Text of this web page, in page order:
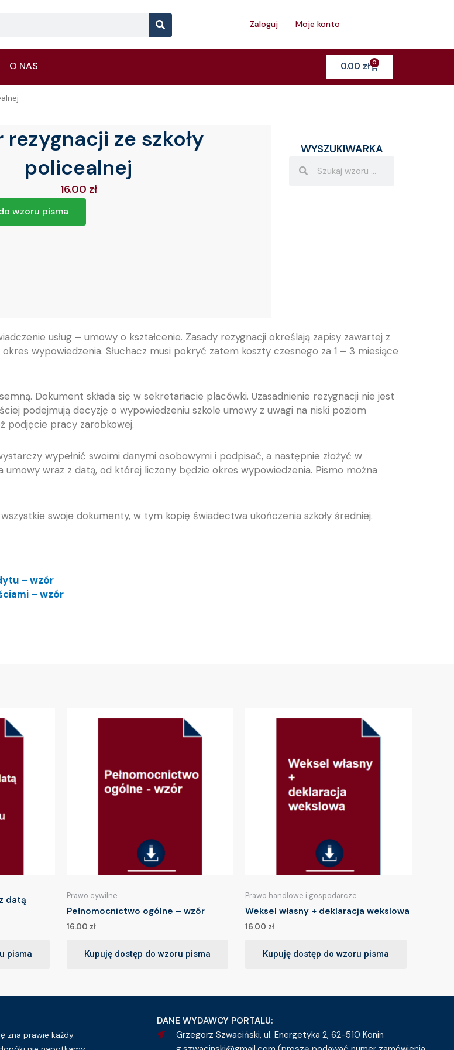
Search
Zaloguj Moje konto
O NAS 0.00 zł 0Cart
rezygnacji ze szkoły
policealnej
16.00 zł
wzoru pisma
WYSZUKIWARKA
usług – umowy o kształcenie. Zasady rezygnacji określają zapisy zawartej z
wypowiedzenia. Słuchacz musi pokryć zatem koszty czesnego za 1 – 3 miesiące
Dokument składa się w sekretariacie placówki. Uzasadnienie rezygnacji nie jest
podejmują decyzję o wypowiedzeniu szkole umowy z uwagi na niski poziom
podjęcie pracy zarobkowej.
wypełnić swoimi danymi osobowymi i podpisać, a następnie złożyć w
wraz z datą, od której liczony będzie okres wypowiedzenia. Pismo można
swoje dokumenty, w tym kopię świadectwa ukończenia szkoły średniej.
– wzór
– wzór
datą
pisma
Prawo cywilne
Pełnomocnictwo ogólne – wzór
16.00 zł
Kupuję dostęp do wzoru pisma
Prawo handlowe i gospodarcze
Weksel własny + deklaracja wekslowa
16.00 zł
Kupuję dostęp do wzoru pisma
zna prawie każdy.
DANE WYDAWCY PORTALU:
Grzegorz Szwaciński, ul. Energetyka 2, 62-510 Konin